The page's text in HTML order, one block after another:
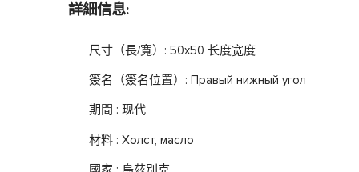
詳細信息:
尺寸（長/寬）: 50x50 长度宽度
簽名（簽名位置）: Правый нижный угол
期間 : 现代
材料 : Холст, масло